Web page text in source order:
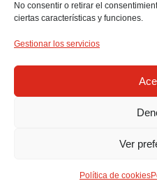
No consentir o retirar el
ciertas características y funciones.
Gestionar los servicios
Ver
Política de cookies
info@mirimebadesign.com
¡ESTOY EN INTERNET!
Perfect Portfolio | Creada por:873